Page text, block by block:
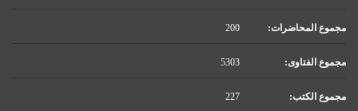
مجموع المحاضرات:
مجموع الفتاوى:
مجموع الكتب: